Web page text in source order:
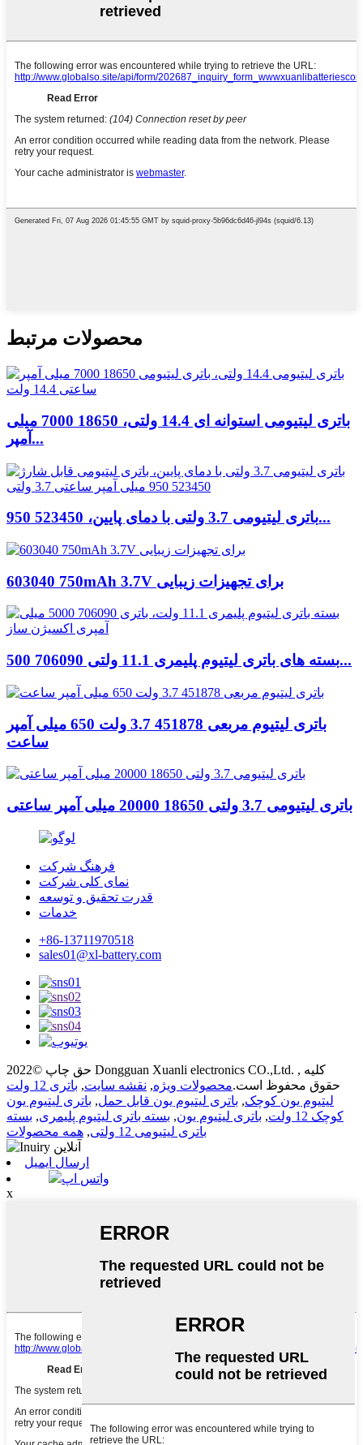
محصولات مرتبط
باتری لیتیومی استوانه ای 14.4 ولتی، 18650 7000 میلی
آمپر...
باتری لیتیومی 3.7 ولتی با دمای پایین، 523450 950...
603040 750mAh 3.7V برای تجهیزات زیبایی
بسته های باتری لیتیوم پلیمری 11.1 ولتی 706090 500...
باتری لیتیوم مربعی 451878 3.7 ولت 650 میلی آمپر
ساعت
باتری لیتیومی 3.7 ولتی 18650 20000 میلی آمپر ساعتی
فرهنگ شرکت
نمای کلی شرکت
قدرت تحقیق و توسعه
خدمات
+86-13711970518
sales01@xl-battery.com
حق چاپ ©2022 Dongguan Xuanli electronics CO.,Ltd. , کلیه
حقوق محفوظ است.محصولات ویژه, نقشه سایت,
باتری 12 ولت
لیتیوم یون کوچک, باتری لیتیوم یون قابل حمل, باتری لیتیوم یون
کوچک 12 ولت
, باتری لیتیوم یون, بسته باتری لیتیوم پلیمری, بسته
باتری لیتیومی 12 ولتی
, همه محصولات
ارسال ایمیل
واتس اپ
x